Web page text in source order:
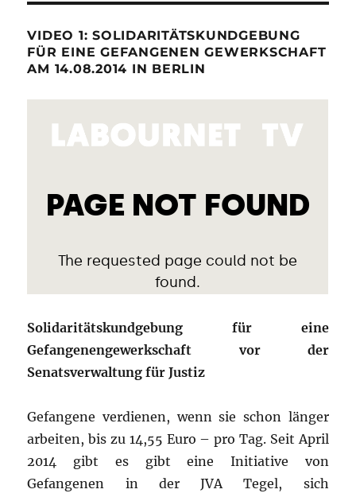
VIDEO 1: SOLIDARITÄTSKUNDGEBUNG
FÜR EINE GEFANGENEN GEWERKSCHAFT
AM 14.08.2014 IN BERLIN
Solidaritätskundgebung für eine
Gefangenengewerkschaft vor der
Senatsverwaltung für Justiz
Gefangene verdienen, wenn sie schon länger
arbeiten, bis zu 14,55 Euro – pro Tag. Seit April
2014 gibt es gibt eine Initiative von
Gefangenen in der JVA Tegel, sich